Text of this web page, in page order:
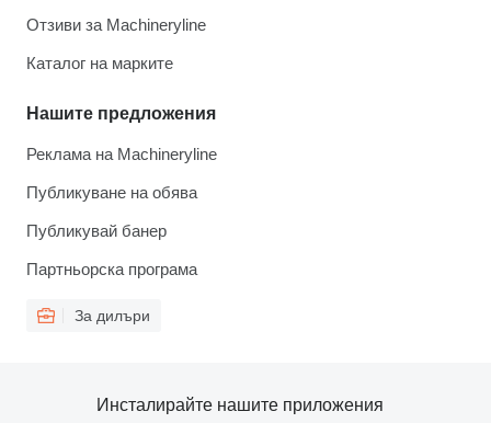
Отзиви за Machineryline
Каталог на марките
Нашите предложения
Реклама на Machineryline
Публикуване на обява
Публикувай банер
Партньорска програма
За дилъри
Инсталирайте нашите приложения